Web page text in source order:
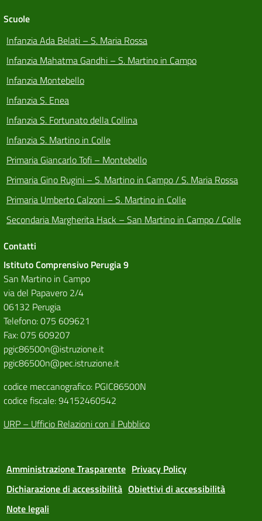
Scuole
Infanzia Ada Belati – S. Maria Rossa
Infanzia Mahatma Gandhi – S. Martino in Campo
Infanzia Montebello
Infanzia S. Enea
Infanzia S. Fortunato della Collina
Infanzia S. Martino in Colle
Primaria Giancarlo Tofi – Montebello
Primaria Gino Rugini – S. Martino in Campo / S. Maria Rossa
Primaria Umberto Calzoni – S. Martino in Colle
Secondaria Margherita Hack – San Martino in Campo / Colle
Contatti
Istituto Comprensivo Perugia 9
San Martino in Campo
via del Papavero 2/4
06132 Perugia
Telefono: 075 609621
Fax: 075 609207
pgic86500n@istruzione.it
pgic86500n@pec.istruzione.it
codice meccanografico: PGIC86500N
codice fiscale: 94152460542
URP – Ufficio Relazioni con il Pubblico
Amministrazione Trasparente Privacy Policy
Dichiarazione di accessibilità Obiettivi di accessibilità
Note legali